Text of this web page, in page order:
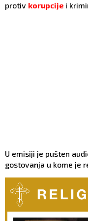
protiv korupcije i
U emisiji je pušten
gostovanja u kome je